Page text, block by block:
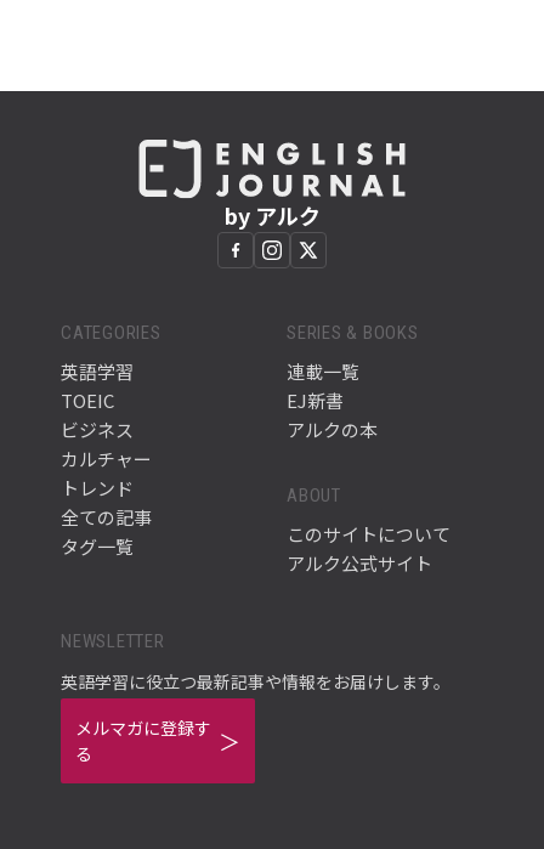
by アルク
CATEGORIES
英語学習
TOEIC
ビジネス
カルチャー
トレンド
全ての記事
タグ一覧
SERIES & BOOKS
連載一覧
EJ新書
アルクの本
ABOUT
このサイトについて
アルク公式サイト
NEWSLETTER
英語学習に役立つ最新記事や情報をお届けします。
メルマガに登録す
る